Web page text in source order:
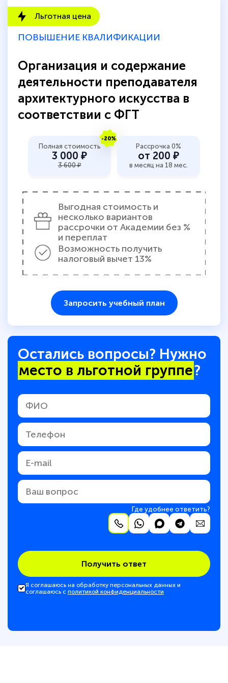
количество тематической литературы,
пособий и учебников доступно на время
прохождения курса, удобная система
каком этапе…
Льготная цена
ПОВЫШЕНИЕ КВАЛИФИКАЦИИ
Организация и содержание
деятельности преподавателя
архитектурного искусства в
соответствии с ФГТ
-20%
Полная стоимость
3 000 ₽
3 600 ₽
Рассрочка 0%
от 200 ₽
в месяц на 18 мес.
Выгодная стоимость и
несколько вариантов
рассрочки от Академии без %
и переплат
Возможность получить
налоговый вычет 13%
Запросить учебный план
Остались вопросы? Нужно
место в льготной группе?
Где удобнее ответить?
Получить ответ
Я соглашаюсь на обработку персональных данных и
соглашаюсь с политикой конфиденциальности